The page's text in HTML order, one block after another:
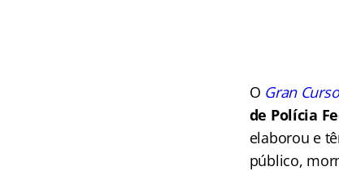
O Gran
de Polícia
elaborou e
público,